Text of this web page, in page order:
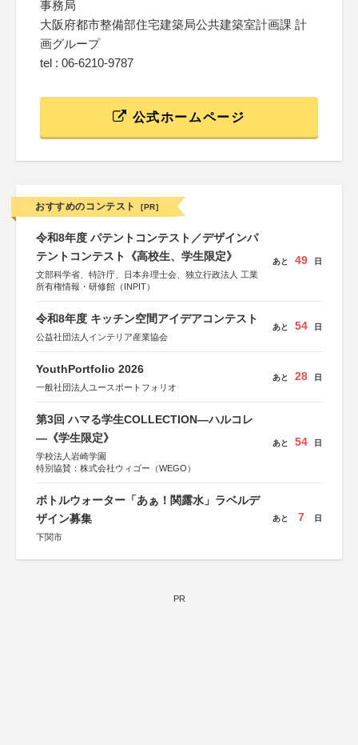
事務局
大阪府都市整備部住宅建築局公共建築室計画課 計
画グループ
tel : 06-6210-9787
公式ホームページ
おすすめのコンテスト [PR]
令和8年度 パテントコンテスト／デザインパ
テントコンテスト《高校生、学生限定》
文部科学省、特許庁、日本弁理士会、独立行政法人 工業
所有権情報・研修館（INPIT）
あと 49 日
令和8年度 キッチン空間アイデアコンテスト
公益社団法人インテリア産業協会
あと 54 日
YouthPortfolio 2026
一般社団法人ユースポートフォリオ
あと 28 日
第3回 ハマる学生COLLECTION―ハルコレ
―《学生限定》
学校法人岩崎学園
特別協賛：株式会社ウィゴー（WEGO）
あと 54 日
ボトルウォーター「あぁ！関露水」ラベルデ
ザイン募集
下関市
あと 7 日
PR